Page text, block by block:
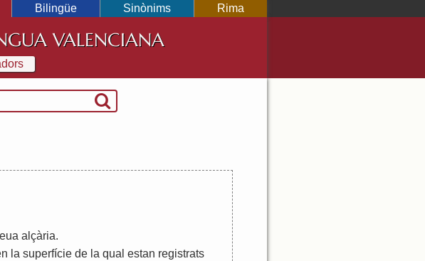
Bilingüe Sinònims Rima
VALENCIANA
alçària.
la superfície de la qual estan registrats